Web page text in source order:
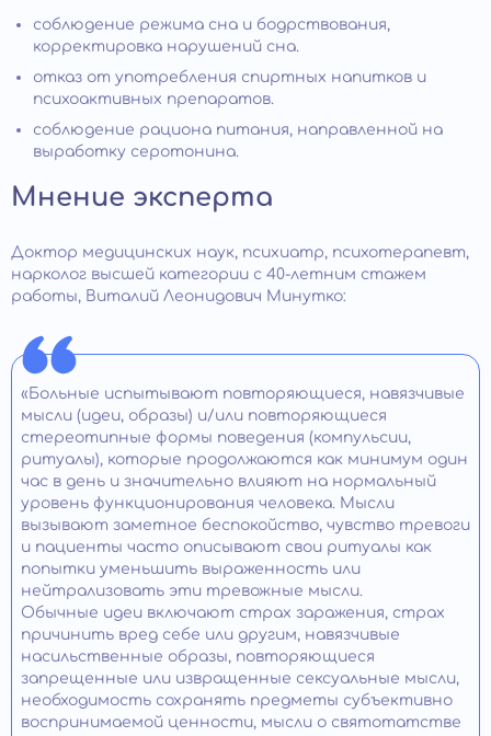
соблюдение режима сна и бодрствования,
корректировка нарушений сна.
отказ от употребления спиртных напитков и
психоактивных препаратов.
соблюдение рациона питания, направленной на
выработку серотонина.
Мнение эксперта
Доктор медицинских наук, психиатр, психотерапевт,
нарколог высшей категории с 40-летним стажем
работы, Виталий Леонидович Минутко:
«Больные испытывают повторяющиеся, навязчивые
мысли (идеи, образы) и/или повторяющиеся
стереотипные формы поведения (компульсии,
ритуалы), которые продолжаются как минимум один
час в день и значительно влияют на нормальный
уровень функционирования человека. Мысли
вызывают заметное беспокойство, чувство тревоги
и пациенты часто описывают свои ритуалы как
попытки уменьшить выраженность или
нейтрализовать эти тревожные мысли.
Обычные идеи включают страх заражения, страх
причинить вред себе или другим, навязчивые
насильственные образы, повторяющиеся
запрещенные или извращенные сексуальные мысли,
необходимость сохранять предметы субъективно
воспринимаемой ценности, мысли о святотатстве